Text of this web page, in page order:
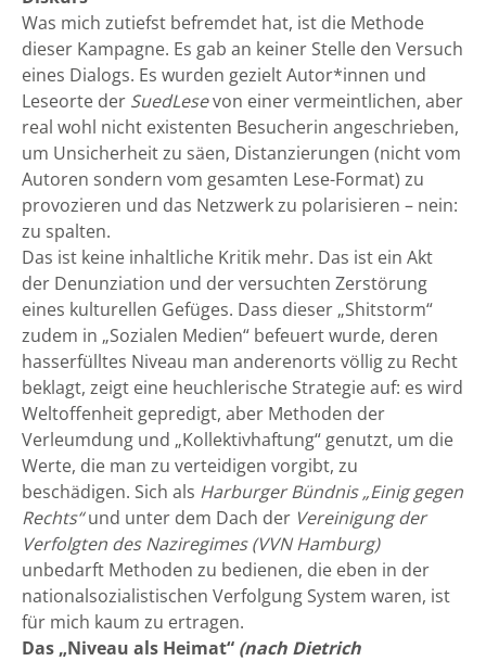
Was mich zutiefst befremdet hat, ist die Methode
dieser Kampagne. Es gab an keiner Stelle den Versuch
eines Dialogs. Es wurden gezielt Autor*innen und
Leseorte der SuedLesevon einer vermeintlichen, aber
real wohl nicht existenten Besucherin angeschrieben,
um Unsicherheit zu säen, Distanzierungen (nicht vom
Autoren sondern vom gesamten Lese-Format) zu
provozieren und das Netzwerk zu polarisieren – nein:
zu spalten.
Das ist keine inhaltliche Kritik mehr. Das ist ein Akt
der Denunziation und der versuchten Zerstörung
eines kulturellen Gefüges. Dass dieser „Shitstorm“
zudem in „Sozialen Medien“ befeuert wurde, deren
hasserfülltes Niveau man anderenorts völlig zu Recht
beklagt, zeigt eine heuchlerische Strategie auf: es wird
Weltoffenheit gepredigt, aber Methoden der
Verleumdung und „Kollektivhaftung“ genutzt, um die
Werte, die man zu verteidigen vorgibt, zu
beschädigen. Sich als Harburger Bündnis „Einig gegen
Rechts“und unter dem Dach der Vereinigung der
Verfolgten des Naziregimes (VVN Hamburg)
unbedarft Methoden zu bedienen, die eben in der
nationalsozialistischen Verfolgung System waren, ist
für mich kaum zu ertragen.
Das „Niveau als Heimat“ (nach Dietrich